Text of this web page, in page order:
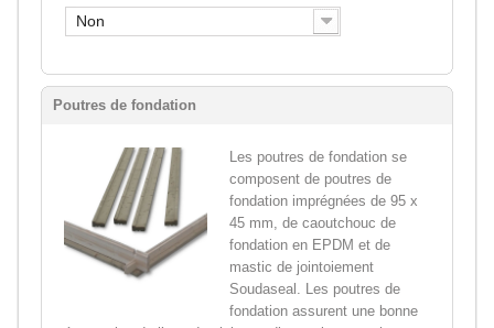
Non
Poutres de fondation
Les poutres de fondation se
composent de poutres de
fondation imprégnées de 95 x
45 mm, de caoutchouc de
fondation en EPDM et de
mastic de jointoiement
Soudaseal. Les poutres de
fondation assurent une bonne